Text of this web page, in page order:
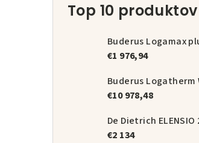
Top 10 produktov
€1 976,94
€10 978,48
De Dietrich ELENSIO
€2 134